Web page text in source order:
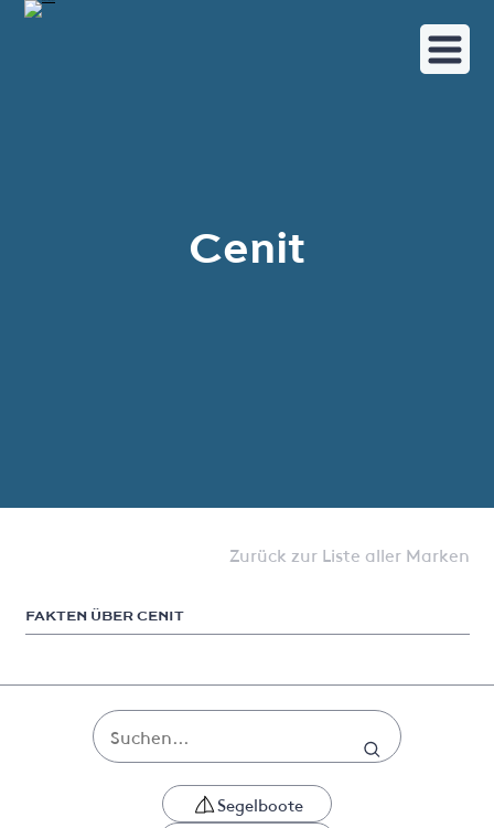
Cenit
Zurück zur Liste aller Marken
FAKTEN ÜBER CENIT
Segelboote